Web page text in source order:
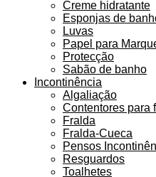
Creme hidratante
Esponjas de
Luvas
Papel para
Protecção
Sabão de banho
Incontinência
Algaliação
Contentores para
Fralda
Fralda-Cueca
Pensos
Resguardos
Toalhetes